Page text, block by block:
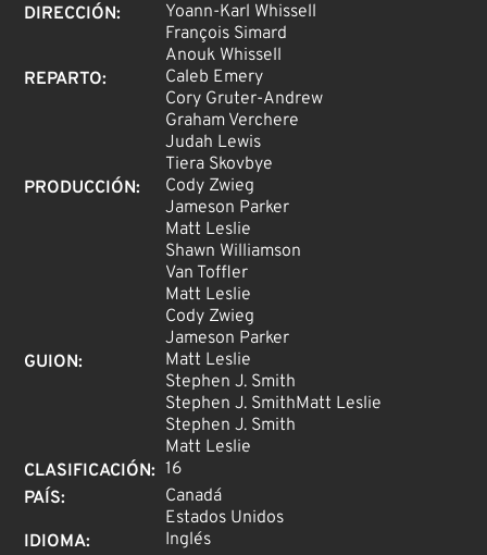
DIRECCIÓN:
Yoann-Karl Whissell
François Simard
Anouk Whissell
REPARTO:
Caleb Emery
Cory Gruter-Andrew
Graham Verchere
Judah Lewis
Tiera Skovbye
PRODUCCIÓN:
Cody Zwieg
Jameson Parker
Matt Leslie
Shawn Williamson
Van Toffler
Matt Leslie
Cody Zwieg
Jameson Parker
GUION:
Matt Leslie
Stephen J. Smith
Stephen J. SmithMatt Leslie
Stephen J. Smith
Matt Leslie
CLASIFICACIÓN: 16
PAÍS:
Canadá
Estados Unidos
IDIOMA:
Inglés